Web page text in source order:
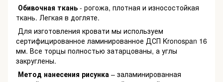
Обивочная ткань - рогожа, плотная и износостойкая
ткань. Легкая в догляте.
Для изготовления кровати мы используем
сертифицированное ламинированное ДСП Kronospan 16
мм. Все торцы полностью затарцованы, а углы
закруглены.
Метод нанесения рисунка – заламинированная